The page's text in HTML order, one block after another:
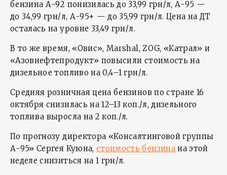
бензина А-92 понизилась до 33,99 грн/л, А-95 —
до 34,99 грн/л, А-95+ — до 35,99 грн/л. Цена на ДТ
осталась на уровне 33,49 грн/л.
В то же время, «Овис», Marshal, ZOG, «Катрал» и
«Азовнефтепродукт» повысили стоимость на
дизельное топливо на 0,4–1 грн/л.
Средняя розничная цена бензинов по стране 16
октября снизилась на 12–13 коп./л, дизельного
топлива выросла на 2 коп./л.
По прогнозу директора «Консалтинговой группы
А-95» Сергея Куюна, стоимость бензинана этой
неделе снизиться на 1 грн/л.